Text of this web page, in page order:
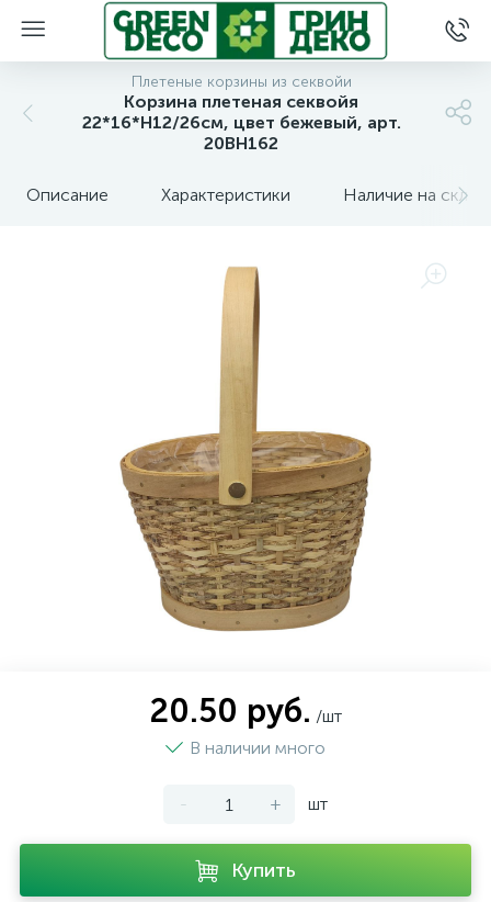
Плетеные корзины из секвойи
Корзина плетеная секвойя
22*16*H12/26см, цвет бежевый, арт.
20BH162
Описание Характеристики Наличие на
20.50 руб. /шт
В наличии много
- + шт
Купить